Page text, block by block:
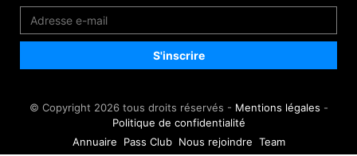
© Copyright 2026 tous droits réservés - Mentions légales -
Politique de confidentialité
Annuaire
Pass Club Nous rejoindre Team